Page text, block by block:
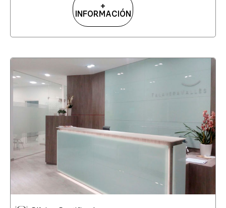
+
INFORMACIÓN